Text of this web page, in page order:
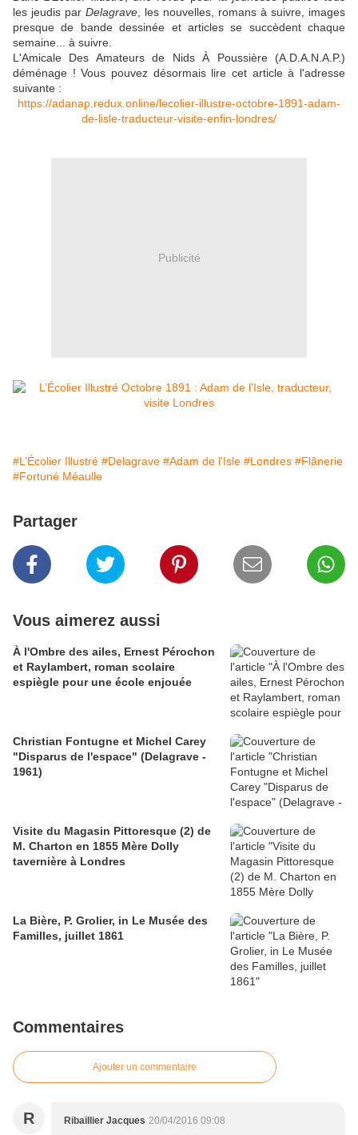
les jeudis par Delagrave , les nouvelles, romans à suivre, images
presque de bande dessinée et articles se succèdent chaque
semaine... à suivre.
L'Amicale Des Amateurs de Nids À Poussière (A.D.A.N.A.P.)
déménage ! Vous pouvez désormais lire cet article à l'adresse
suivante :
https://adanap.redux.online/lecolier-illustre-octobre-1891-adam-
de-lisle-traducteur-visite-enfin-londres/
Publicité
#L’Écolier Illustré #Delagrave #Adam de l'Isle #Londres #Flânerie
#Fortuné Méaulle
Partager
Vous aimerez aussi
À l'Ombre des ailes, Ernest Pérochon
et Raylambert, roman scolaire
espiègle pour une école enjouée
Christian Fontugne et Michel Carey
"Disparus de l'espace" (Delagrave -
1961)
Visite du Magasin Pittoresque (2) de
M. Charton en 1855 Mère Dolly
tavernière à Londres
La Bière, P. Grolier, in Le Musée des
Familles, juillet 1861
Commentaires
Ajouter un commentaire
R Ribaillier Jacques 20/04/2016 09:08